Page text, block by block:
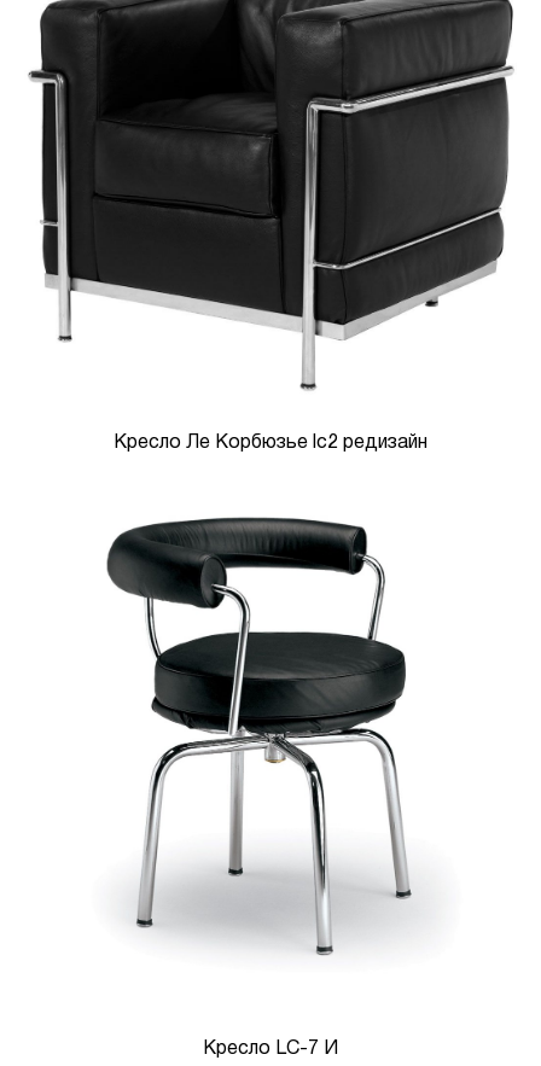
Кресло Ле Корбюзье lc2 редизайн
Кресло LC-7 И